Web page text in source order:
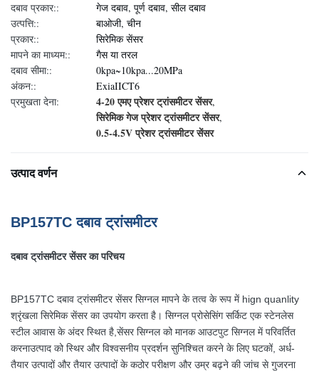
दबाव प्रकार::
गेज दबाव, पूर्ण दबाव, सील दबाव
उत्पत्ति::
बाओजी, चीन
प्रकार::
सिरेमिक सेंसर
मापने का माध्यम::
गैस या तरल
दबाव सीमा::
0kpa~10kpa...20MPa
अंकन::
ExiaIICT6
प्रमुखता देना:
4-20 एमए प्रेशर ट्रांसमीटर सेंसर,
सिरेमिक गेज प्रेशर ट्रांसमीटर सेंसर,
0.5-4.5V प्रेशर ट्रांसमीटर सेंसर
उत्पाद वर्णन
BP157TC दबाव ट्रांसमीटर
दबाव ट्रांसमीटर सेंसर का परिचय
BP157TC दबाव ट्रांसमीटर सेंसर सिग्नल मापने के तत्व के रूप में hign quanlity
श्रृंखला सिरेमिक सेंसर का उपयोग करता है। सिग्नल प्रोसेसिंग सर्किट एक स्टेनलेस
स्टील आवास के अंदर स्थित है,सेंसर सिग्नल को मानक आउटपुट सिग्नल में परिवर्तित
करनाउत्पाद को स्थिर और विश्वसनीय प्रदर्शन सुनिश्चित करने के लिए घटकों, अर्ध-
तैयार उत्पादों और तैयार उत्पादों के कठोर परीक्षण और उम्र बढ़ने की जांच से गुजरना